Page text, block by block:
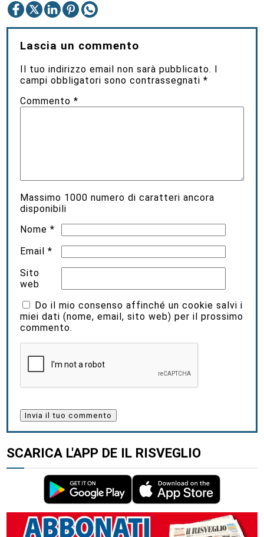
Lascia un commento
Il tuo indirizzo email non sarà pubblicato. I
campi obbligatori sono contrassegnati*
Commento*
Massimo 1000 numero di caratteri ancora
disponibili
Nome*
Email*
Sito
web
Do il mio consenso affinché un cookie salvi i
miei dati (nome, email, sito web) per il prossimo
commento.
SCARICA L'APP DE IL RISVEGLIO